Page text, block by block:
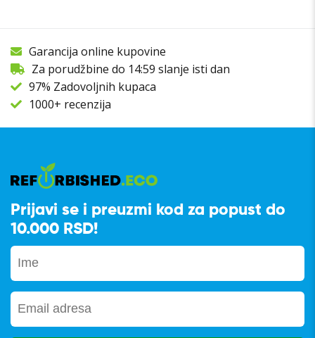
Garancija online kupovine
Za porudžbine do 14:59 slanje isti dan
97% Zadovoljnih kupaca
1000+ recenzija
Prijavi se i preuzmi kod za popust do
10.000 RSD!